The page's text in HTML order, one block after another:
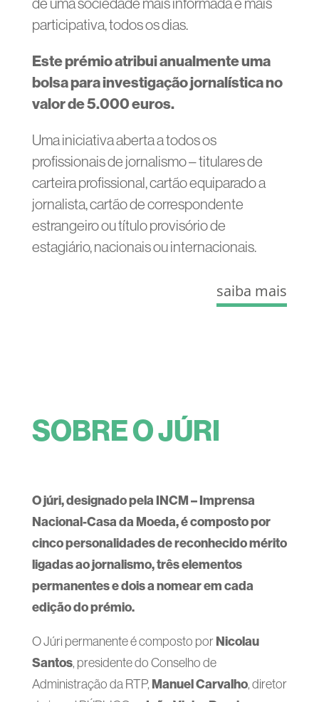
participativa, todos os dias.
Este prémioatribui anualmente uma
bolsa para investigação jornalística no
valor de 5.000 euros.
Uma iniciativa aberta a todos os
profissionais de jornalismo – titulares de
carteira profissional, cartão equiparado a
jornalista, cartão de correspondente
estrangeiro ou título provisório de
estagiário, nacionais ou internacionais.
saiba mais
SOBRE O JÚRI
O júri, designado pela INCM – Imprensa
Nacional-Casa da Moeda, é composto por
cinco personalidades de reconhecido mérito
ligadas ao jornalismo, três elementos
permanentes e dois a nomear em cada
edição do prémio.
O Júri permanente é composto porNicolau
Santos, presidente do Conselho de
Administração da RTP, Manuel Carvalho, diretor